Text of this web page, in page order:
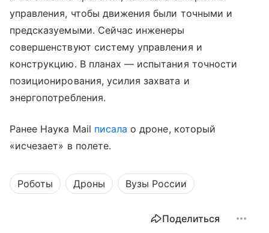
управления, чтобы движения были точными и
предсказуемыми. Сейчас инженеры
совершенствуют систему управления и
конструкцию. В планах — испытания точности
позиционирования, усилия захвата и
энергопотребления.
Ранее Наука Mail писала о дроне, который
«исчезает» в полете.
Роботы Дроны Вузы России
Поделиться